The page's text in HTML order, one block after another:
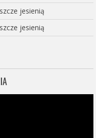
jesienią
jesienią